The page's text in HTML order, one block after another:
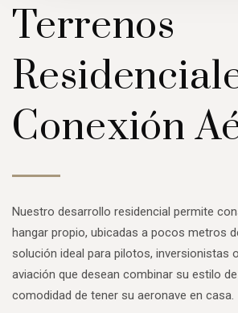
Terrenos
Conexión
Nuestro desarrollo residencial permite
hangar propio, ubicadas a pocos metros
solución ideal para pilotos, inversionistas
aviación que desean combinar su estilo
comodidad de tener su aeronave en casa.